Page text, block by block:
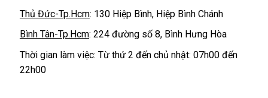
Thủ Đức-Tp.Hcm: 130 Hiệp Bình, Hiệp Bình Chánh
Bình Tân-Tp.Hcm: 224 đường số 8, Bình Hưng Hòa
Thời gian làm việc: Từ thứ 2 đến chủ nhật: 07h00 đến
22h00